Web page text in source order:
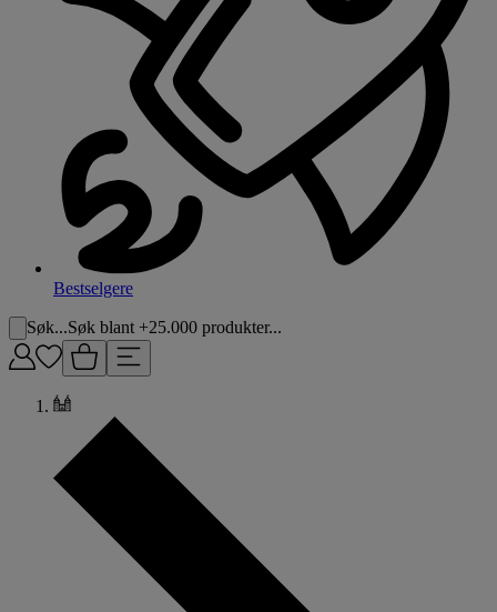
Bestselgere
Søk...Søk blant +25.000 produkter...